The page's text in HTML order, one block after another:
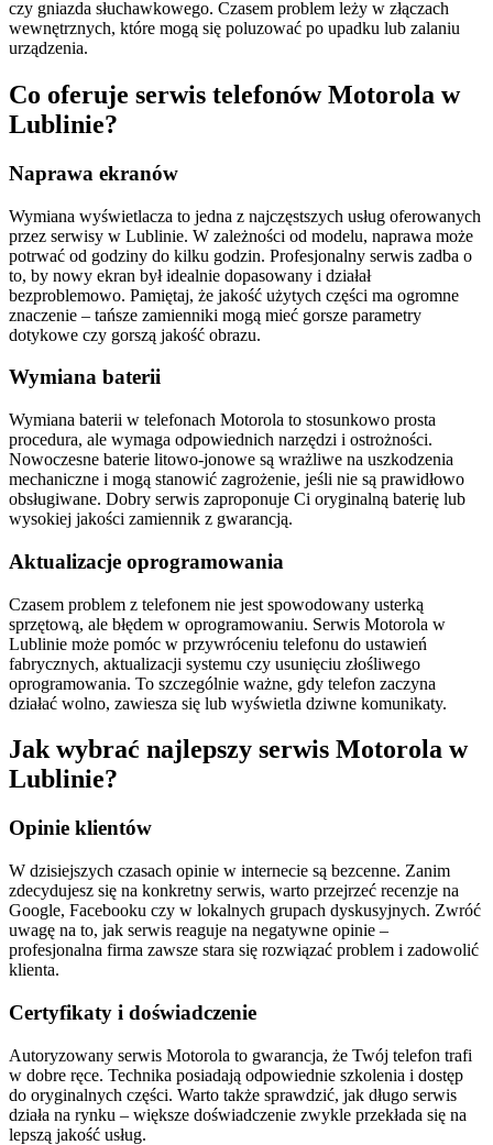
czy gniazda słuchawkowego. Czasem problem leży w złączach
wewnętrznych, które mogą się poluzować po upadku lub zalaniu
urządzenia.
Co oferuje serwis telefonów Motorola w
Lublinie?
Naprawa ekranów
Wymiana wyświetlacza to jedna z najczęstszych usług oferowanych
przez serwisy w Lublinie. W zależności od modelu, naprawa może
potrwać od godziny do kilku godzin. Profesjonalny serwis zadba o
to, by nowy ekran był idealnie dopasowany i działał
bezproblemowo. Pamiętaj, że jakość użytych części ma ogromne
znaczenie – tańsze zamienniki mogą mieć gorsze parametry
dotykowe czy gorszą jakość obrazu.
Wymiana baterii
Wymiana baterii w telefonach Motorola to stosunkowo prosta
procedura, ale wymaga odpowiednich narzędzi i ostrożności.
Nowoczesne baterie litowo-jonowe są wrażliwe na uszkodzenia
mechaniczne i mogą stanowić zagrożenie, jeśli nie są prawidłowo
obsługiwane. Dobry serwis zaproponuje Ci oryginalną baterię lub
wysokiej jakości zamiennik z gwarancją.
Aktualizacje oprogramowania
Czasem problem z telefonem nie jest spowodowany usterką
sprzętową, ale błędem w oprogramowaniu. Serwis Motorola w
Lublinie może pomóc w przywróceniu telefonu do ustawień
fabrycznych, aktualizacji systemu czy usunięciu złośliwego
oprogramowania. To szczególnie ważne, gdy telefon zaczyna
działać wolno, zawiesza się lub wyświetla dziwne komunikaty.
Jak wybrać najlepszy serwis Motorola w
Lublinie?
Opinie klientów
W dzisiejszych czasach opinie w internecie są bezcenne. Zanim
zdecydujesz się na konkretny serwis, warto przejrzeć recenzje na
Google, Facebooku czy w lokalnych grupach dyskusyjnych. Zwróć
uwagę na to, jak serwis reaguje na negatywne opinie –
profesjonalna firma zawsze stara się rozwiązać problem i zadowolić
klienta.
Certyfikaty i doświadczenie
Autoryzowany serwis Motorola to gwarancja, że Twój telefon trafi
w dobre ręce. Technika posiadają odpowiednie szkolenia i dostęp
do oryginalnych części. Warto także sprawdzić, jak długo serwis
działa na rynku – większe doświadczenie zwykle przekłada się na
lepszą jakość usług.